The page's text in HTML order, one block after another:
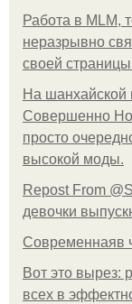
Работа в MLM,
неразрывно
своей страницы
На шанхайской
Совершенно
просто
высокой моды.
Repost From
девочки
Современнаяв
Вот это вырез:
всех в